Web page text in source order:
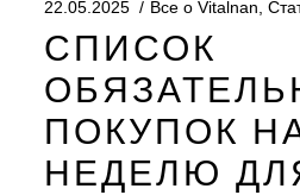
22.05.2025 Все о Vitalnan
СПИСОК
ПОКУПОК
НЕДЕЛЮ